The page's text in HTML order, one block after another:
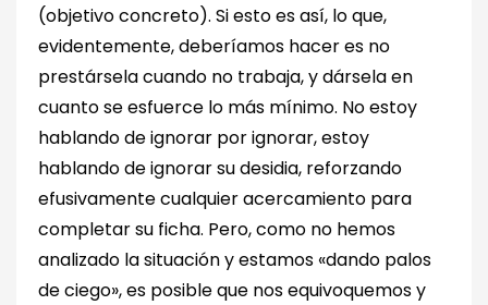
(objetivo concreto). Si esto es así, lo que,
evidentemente, deberíamos hacer es no
prestársela cuando no trabaja, y dársela en
cuanto se esfuerce lo más mínimo. No estoy
hablando de ignorar por ignorar, estoy
hablando de ignorar su desidia, reforzando
efusivamente cualquier acercamiento para
completar su ficha. Pero, como no hemos
analizado la situación y estamos «dando palos
de ciego», es posible que nos equivoquemos y